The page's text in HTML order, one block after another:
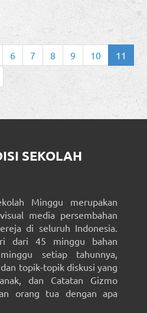
6 7 8 9 10
11
SEKOLAH
Minggu merupakan
media persembahan
di seluruh Indonesia.
dari 45 minggu bahan
setiap tahunnya,
topik-topik diskusi yang
dan Catatan Gizmo
orang tua dengan apa